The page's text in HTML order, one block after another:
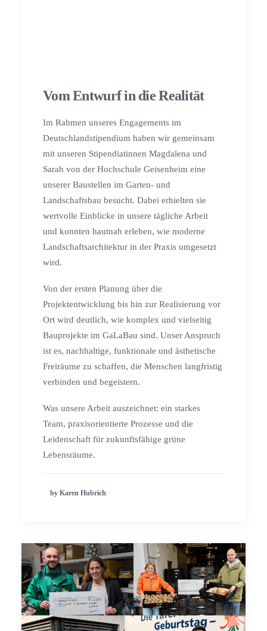
Schulhof der
Schule
Vom Entwurf in die Realität
Im Rahmen unseres Engagements im
Deutschlandstipendium haben wir gemeinsam
mit unseren Stipendiatinnen Magdalena und
Sarah von der Hochschule Geisenheim eine
unserer Baustellen im Garten- und
Landschaftsbau besucht. Dabei erhielten sie
wertvolle Einblicke in unsere tägliche Arbeit
und konnten hautnah erleben, wie moderne
Landschaftsarchitektur in der Praxis umgesetzt
wird.
Von der ersten Planung über die
Projektentwicklung bis hin zur Realisierung vor
Ort wird deutlich, wie komplex und vielseitig
Bauprojekte im GaLaBau sind. Unser Anspruch
ist es, nachhaltige, funktionale und ästhetische
Freiräume zu schaffen, die Menschen langfristig
verbinden und begeistern.
Was unsere Arbeit auszeichnet: ein starkes
Team, praxisorientierte Prozesse und die
Leidenschaft für zukunftsfähige grüne
Lebensräume.
by Karen Hubrich